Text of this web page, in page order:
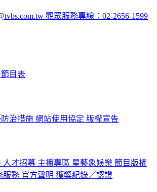
觀眾服務專線：02-2656-1599
目表
治措施 網站使用協定 版權宣告
人才招募 主播專區 星藝象娛樂 節目版權
服務 官方聲明 獲獎紀錄／認證